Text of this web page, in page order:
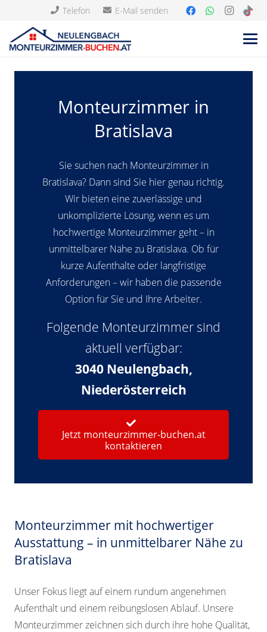
Telefon E-Mail senden
Monteurzimmer in
Bratislava
Sie suchen nach Monteurzimmer in
Bratislava? Dann sind Sie hier genau richtig.
Wir bieten eine zuverlässige und
unkomplizierte Lösung, wenn es um
hochwertige Monteurzimmer geht – in
unmittelbarer Nähe zu Bratislava. Ob für
kurze Aufenthalte oder langfristige
Anforderungen – wir haben die passende
Option für Sie und Ihre Arbeiter.
Folgende Monteurzimmer sind
aktuell verfügbar:
3040 Neulengbach,
Niederösterreich
Jetzt monteurzimmer-buchen.at
kontaktieren
Monteurzimmer mit hochwertiger
Ausstattung – in unmittelbarer Nähe zu
Bratislava
Unser Fokus liegt auf einem rundum angenehmen
Aufenthalt und einem reibungslosen Ablauf. Unsere
Monteurzimmer zeichnen sich durch ihre hohe Qualität,